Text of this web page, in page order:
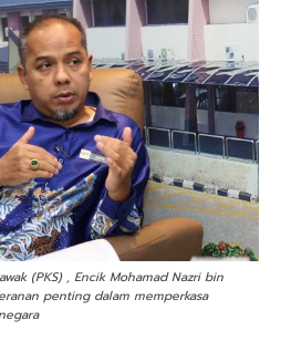
(PKS) , Encik Mohamad Nazri bin
penting dalam memperkasa